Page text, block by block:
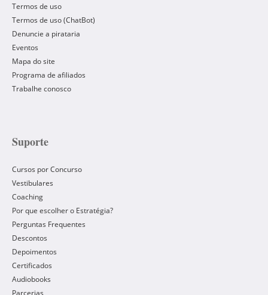
Termos de uso
Termos de uso (ChatBot)
Denuncie a pirataria
Eventos
Mapa do site
Programa de afiliados
Trabalhe conosco
Suporte
Cursos por Concurso
Vestibulares
Coaching
Por que escolher o Estratégia?
Perguntas Frequentes
Descontos
Depoimentos
Certificados
Audiobooks
Parcerias